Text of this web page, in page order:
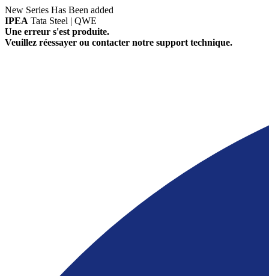
New Series Has Been added
IPEA Tata Steel | QWE
Une erreur s'est produite.
Veuillez réessayer ou contacter notre support technique.